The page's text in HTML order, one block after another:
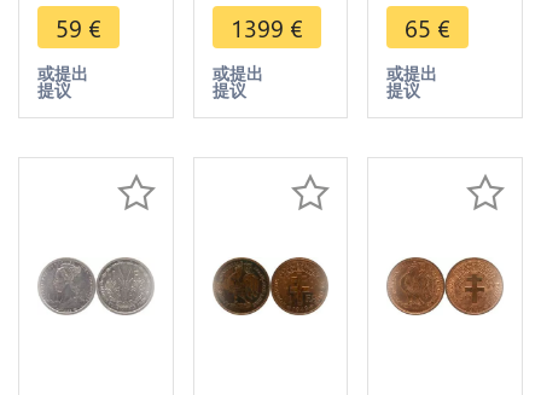
CFA General
de Gaulle
2013 Or
Gold 999%
59 €
或提出
提议
Congo
Gabon Pré-
série 100
Francs Essai
SP67
1399 €
或提出
提议
Essaie
Pompidou
1971 FDC
65 €
或提出
提议